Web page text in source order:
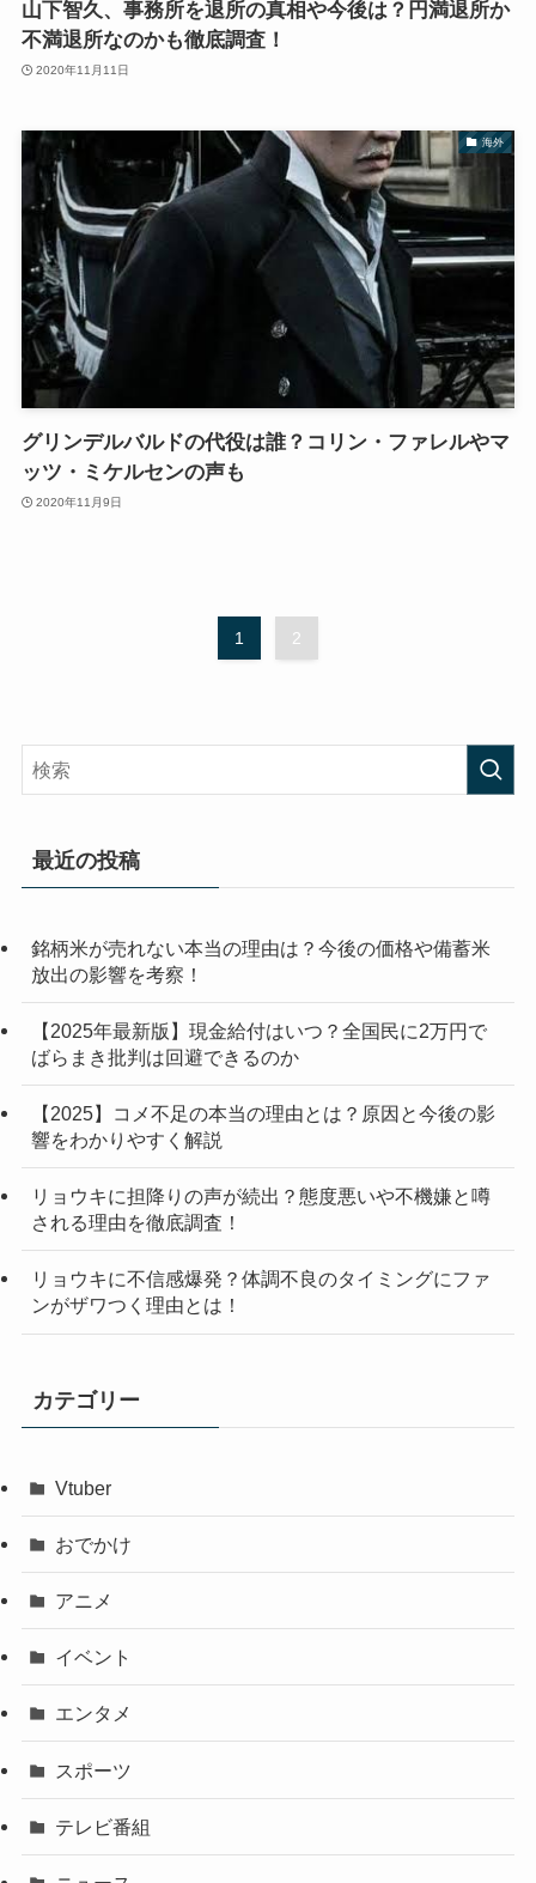
山下智久、事務所を退所の真相や今後は？円満退所か
不満退所なのかも徹底調査！
2020年11月11日
海外
グリンデルバルドの代役は誰？コリン・ファレルやマ
ッツ・ミケルセンの声も
2020年11月9日
1 2
最近の投稿
銘柄米が売れない本当の理由は？今後の価格や備蓄米
放出の影響を考察！
【2025年最新版】現金給付はいつ？全国民に2万円で
ばらまき批判は回避できるのか
【2025】コメ不足の本当の理由とは？原因と今後の影
響をわかりやすく解説
リョウキに担降りの声が続出？態度悪いや不機嫌と噂
される理由を徹底調査！
リョウキに不信感爆発？体調不良のタイミングにファ
ンがザワつく理由とは！
カテゴリー
Vtuber
おでかけ
アニメ
イベント
エンタメ
スポーツ
テレビ番組